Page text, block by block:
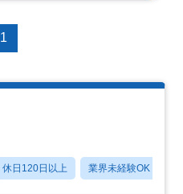
1
休日120日以上 業界未経験OK